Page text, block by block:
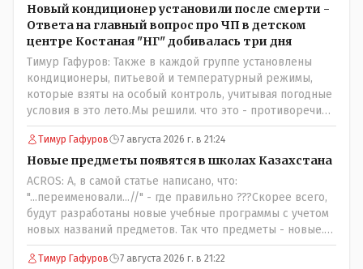
Новый кондиционер установили после смерти -
Ответа на главный вопрос про ЧП в детском
центре Костаная "НГ" добивалась три дня
Тимур Гафуров: Также в каждой группе установлены
кондиционеры, питьевой и температурный режимы,
которые взяты на особый контроль, учитывая погодные
условия в это лето.Мы решили. что это - противоречие.
Вы считаете иначе?Ну тут противоречия нет. Этот
комментарий прозвучал на следующий день после
трагедии, то есть 29 июля, когда спешно установили и
воду, и новые кондиционеры, и впервые поставили
температурный режим на контроль. То есть первая
часть - информация до трагедии, вторая часть -
информация после трагедии, когда все уже было
Тимур Гафуров 7 августа 2026 г. в 21:24
Новые предметы появятся в школах Казахстана
ACROS: А, в самой статье написано, что:
"...переименовали...//" - где правильно ???Скорее всего,
будут разработаны новые учебные программы с учетом
новых названий предметов. Так что предметы - новые.
Хоть и переименованные)
Тимур Гафуров 7 августа 2026 г. в 21:22